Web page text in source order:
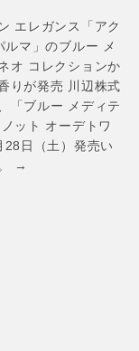
エレガンス「アク
ルマ」のブルー メ
オ コレクションか
りが発売 川辺株式
「ブルー メディテ
ット オーデトワ
28日（土）発売い
→